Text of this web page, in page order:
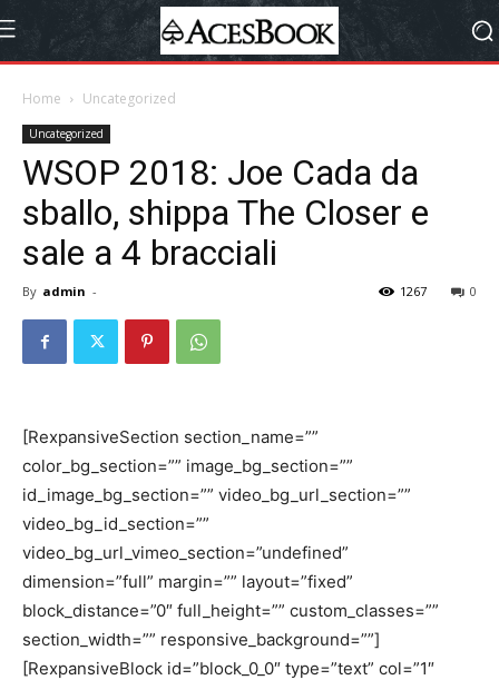
Home Uncategorized
Uncategorized
WSOP 2018: Joe Cada da
sballo, shippa The Closer e
sale a 4 bracciali
By admin - 0
1267
[RexpansiveSection section_name=””
color_bg_section=”” image_bg_section=””
id_image_bg_section=”” video_bg_url_section=””
video_bg_id_section=””
video_bg_url_vimeo_section=”undefined”
dimension=”full” margin=”” layout=”fixed”
block_distance=”0″ full_height=”” custom_classes=””
section_width=”” responsive_background=””]
[RexpansiveBlock id=”block_0_0″ type=”text” col=”1″